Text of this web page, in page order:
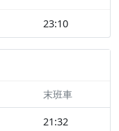
23:10
末班車
21:32